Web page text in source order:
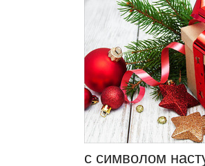
с символом